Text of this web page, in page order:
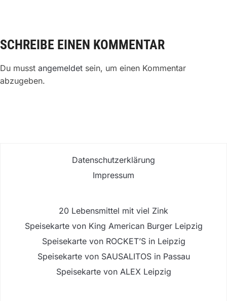
SCHREIBE EINEN KOMMENTAR
Du musst angemeldet sein, um einen Kommentar
abzugeben.
Datenschutzerklärung
Impressum
20 Lebensmittel mit viel Zink
Speisekarte von King American Burger Leipzig
Speisekarte von ROCKET’S in Leipzig
Speisekarte von SAUSALITOS in Passau
Speisekarte von ALEX Leipzig